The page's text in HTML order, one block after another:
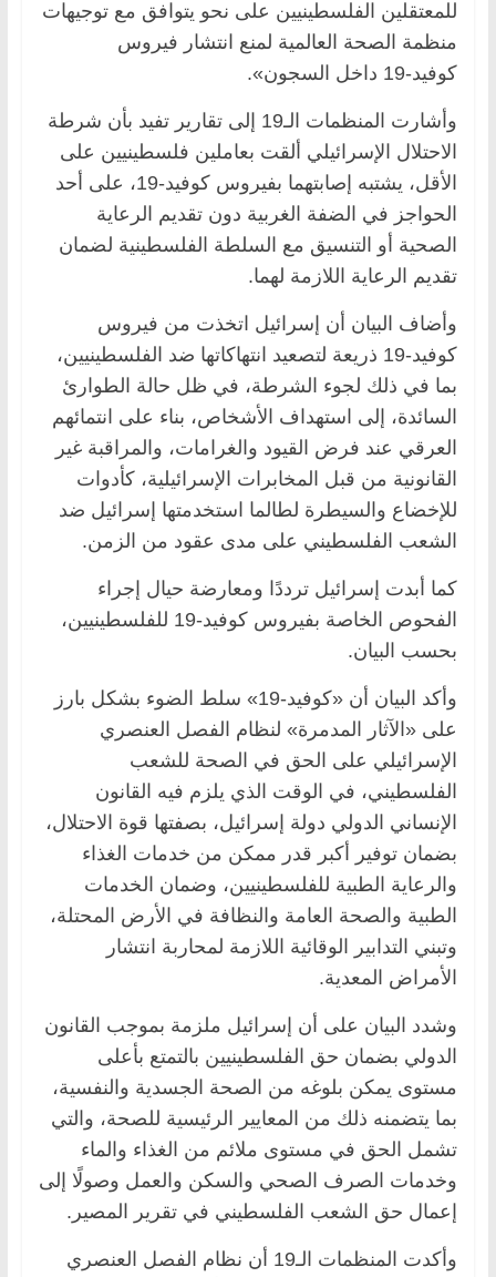
للمعتقلين الفلسطينيين على نحو يتوافق مع توجيهات
منظمة الصحة العالمية لمنع انتشار فيروس
كوفيد-19 داخل السجون».
وأشارت المنظمات الـ19 إلى تقارير تفيد بأن شرطة
الاحتلال الإسرائيلي ألقت بعاملين فلسطينيين على
الأقل، يشتبه إصابتهما بفيروس كوفيد-19، على أحد
الحواجز في الضفة الغربية دون تقديم الرعاية
الصحية أو التنسيق مع السلطة الفلسطينية لضمان
تقديم الرعاية اللازمة لهما.
وأضاف البيان أن إسرائيل اتخذت من فيروس
كوفيد-19 ذريعة لتصعيد انتهاكاتها ضد الفلسطينيين،
بما في ذلك لجوء الشرطة، في ظل حالة الطوارئ
السائدة، إلى استهداف الأشخاص، بناء على انتمائهم
العرقي عند فرض القيود والغرامات، والمراقبة غير
القانونية من قبل المخابرات الإسرائيلية، كأدوات
للإخضاع والسيطرة لطالما استخدمتها إسرائيل ضد
الشعب الفلسطيني على مدى عقود من الزمن.
كما أبدت إسرائيل ترددًا ومعارضة حيال إجراء
الفحوص الخاصة بفيروس كوفيد-19 للفلسطينيين،
بحسب البيان.
وأكد البيان أن «كوفيد-19» سلط الضوء بشكل بارز
على «الآثار المدمرة» لنظام الفصل العنصري
الإسرائيلي على الحق في الصحة للشعب
الفلسطيني، في الوقت الذي يلزم فيه القانون
الإنساني الدولي دولة إسرائيل، بصفتها قوة الاحتلال،
بضمان توفير أكبر قدر ممكن من خدمات الغذاء
والرعاية الطبية للفلسطينيين، وضمان الخدمات
الطبية والصحة العامة والنظافة في الأرض المحتلة،
وتبني التدابير الوقائية اللازمة لمحاربة انتشار
الأمراض المعدية.
وشدد البيان على أن إسرائيل ملزمة بموجب القانون
الدولي بضمان حق الفلسطينيين بالتمتع بأعلى
مستوى يمكن بلوغه من الصحة الجسدية والنفسية،
بما يتضمنه ذلك من المعايير الرئيسية للصحة، والتي
تشمل الحق في مستوى ملائم من الغذاء والماء
وخدمات الصرف الصحي والسكن والعمل وصولًا إلى
إعمال حق الشعب الفلسطيني في تقرير المصير.
وأكدت المنظمات الـ19 أن نظام الفصل العنصري